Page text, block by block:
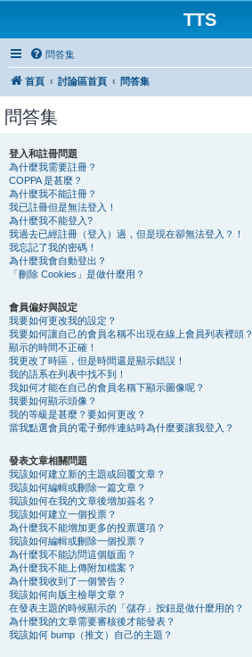
TTS
問答集
首頁 討論區首頁 問答集
問答集
登入和註冊問題
為什麼我需要註冊？
COPPA 是甚麼？
為什麼我不能註冊？
我已註冊但是無法登入！
為什麼我不能登入?
我過去已經註冊（登入）過，但是現在卻無法登入？！
我忘記了我的密碼！
為什麼我會自動登出？
「刪除 Cookies」是做什麼用？
會員偏好與設定
我要如何更改我的設定？
我要如何讓自己的會員名稱不出現在線上會員列表裡頭？
顯示的時間不正確！
我更改了時區，但是時間還是顯示錯誤！
我的語系在列表中找不到！
我如何才能在自己的會員名稱下顯示圖像呢？
我要如何顯示頭像？
我的等級是甚麼？要如何更改？
當我點選會員的電子郵件連結時為什麼要讓我登入？
發表文章相關問題
我該如何建立新的主題或回覆文章？
我該如何編輯或刪除一篇文章？
我該如何在我的文章後增加簽名？
我該如何建立一個投票？
為什麼我不能增加更多的投票選項？
我該如何編輯或刪除一個投票？
為什麼我不能訪問這個版面？
為什麼我不能上傳附加檔案？
為什麼我收到了一個警告？
我該如何向版主檢舉文章？
在發表主題的時候顯示的「儲存」按鈕是做什麼用的？
為什麼我的文章需要審核後才能發表？
我該如何 bump（推文）自己的主題？